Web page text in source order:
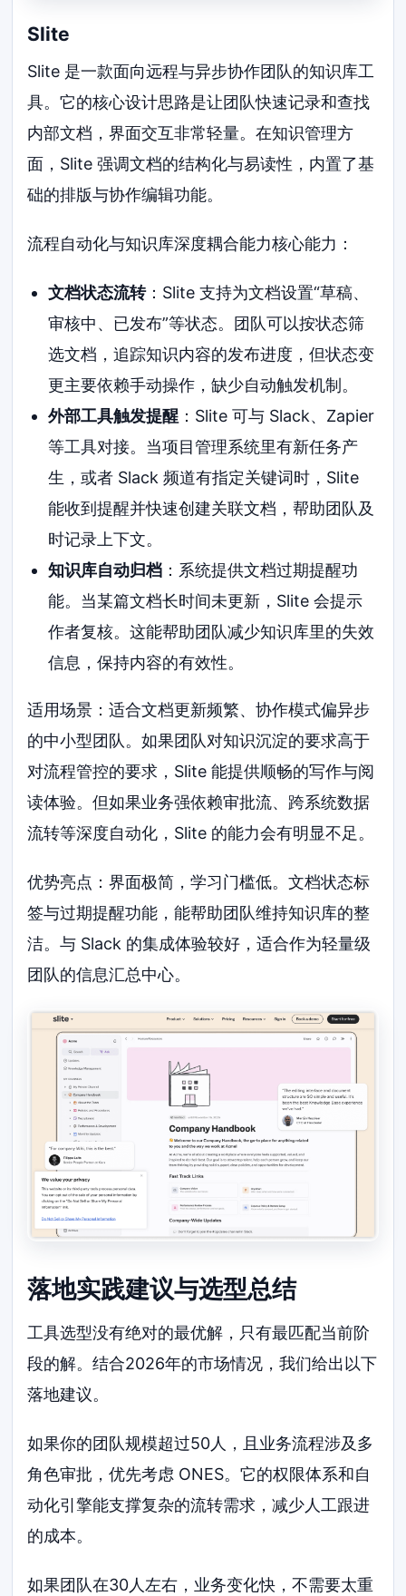
Slite
Slite 是一款面向远程与异步协作团队的知识库工
具。它的核心设计思路是让团队快速记录和查找
内部文档，界面交互非常轻量。在知识管理方
面，Slite 强调文档的结构化与易读性，内置了基
础的排版与协作编辑功能。
流程自动化与知识库深度耦合能力核心能力：
文档状态流转：Slite 支持为文档设置“草稿、
审核中、已发布”等状态。团队可以按状态筛
选文档，追踪知识内容的发布进度，但状态变
更主要依赖手动操作，缺少自动触发机制。
外部工具触发提醒：Slite 可与 Slack、Zapier
等工具对接。当项目管理系统里有新任务产
生，或者 Slack 频道有指定关键词时，Slite
能收到提醒并快速创建关联文档，帮助团队及
时记录上下文。
知识库自动归档：系统提供文档过期提醒功
能。当某篇文档长时间未更新，Slite 会提示
作者复核。这能帮助团队减少知识库里的失效
信息，保持内容的有效性。
适用场景：适合文档更新频繁、协作模式偏异步
的中小型团队。如果团队对知识沉淀的要求高于
对流程管控的要求，Slite 能提供顺畅的写作与阅
读体验。但如果业务强依赖审批流、跨系统数据
流转等深度自动化，Slite 的能力会有明显不足。
优势亮点：界面极简，学习门槛低。文档状态标
签与过期提醒功能，能帮助团队维持知识库的整
洁。与 Slack 的集成体验较好，适合作为轻量级
团队的信息汇总中心。
落地实践建议与选型总结
工具选型没有绝对的最优解，只有最匹配当前阶
段的解。结合2026年的市场情况，我们给出以下
落地建议。
如果你的团队规模超过50人，且业务流程涉及多
角色审批，优先考虑 ONES。它的权限体系和自
动化引擎能支撑复杂的流转需求，减少人工跟进
的成本。
如果团队在30人左右，业务变化快，不需要太重